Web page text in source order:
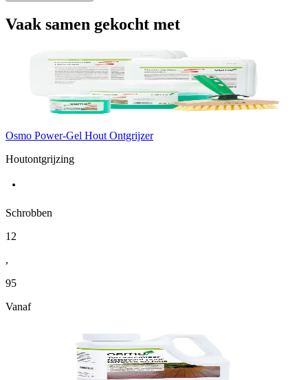
Vaak samen gekocht met
Osmo Power-Gel Hout Ontgrijzer
Houtontgrijzing
Schrobben
12
,
95
Vanaf